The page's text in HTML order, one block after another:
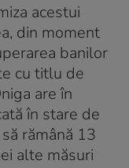
acestui
din moment
banilor
cu titlu de
are în
în stare de
rămână 13
alte măsuri